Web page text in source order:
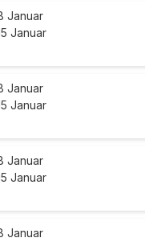
Januar
Januar
Januar
Januar
Januar
Januar
Januar